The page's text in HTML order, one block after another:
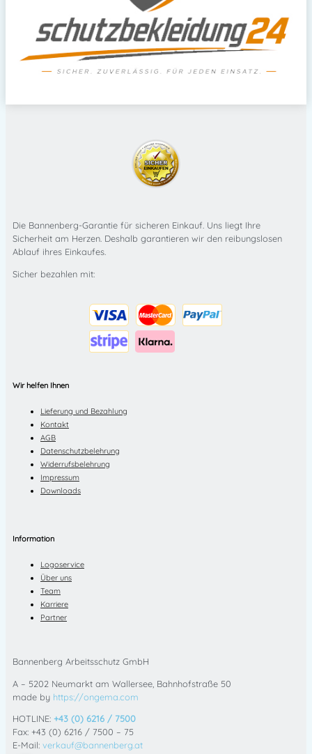
Die Bannenberg-Garantie für sicheren Einkauf. Uns liegt Ihre
Sicherheit am Herzen. Deshalb garantieren wir den reibungslosen
Ablauf ihres Einkaufes.
Sicher bezahlen mit:
Wir helfen Ihnen
Lieferung und Bezahlung
Kontakt
AGB
Datenschutzbelehrung
Widerrufsbelehrung
Impressum
Downloads
Information
Logoservice
Über uns
Team
Karriere
Partner
Bannenberg Arbeitsschutz GmbH
A – 5202 Neumarkt am Wallersee, Bahnhofstraße 50
made by https://ongema.com
HOTLINE: +43 (0) 6216 / 7500
Fax: +43 (0) 6216 / 7500 – 75
E-Mail: verkauf@bannenberg.at